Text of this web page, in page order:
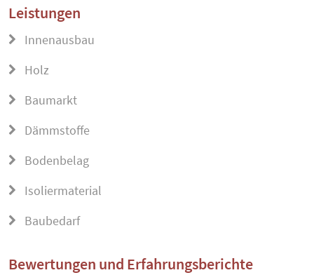
Leistungen
Innenausbau
Holz
Baumarkt
Dämmstoffe
Bodenbelag
Isoliermaterial
Baubedarf
Bewertungen und Erfahrungsberichte